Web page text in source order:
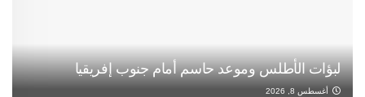
لبؤات الأطلس وموعد حاسم أمام جنوب إفريقيا
أغسطس 8, 2026